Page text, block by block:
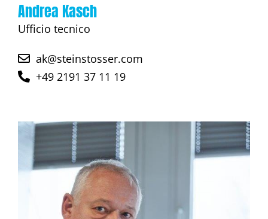
Andrea Kasch
Ufficio tecnico
ak@steinstosser.com
+49 2191 37 11 19